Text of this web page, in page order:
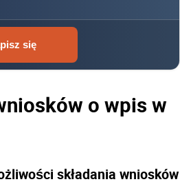
się
o wpis w
składania wniosków